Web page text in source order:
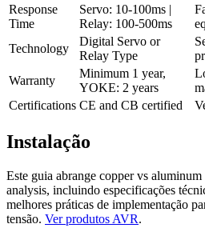
Response
Time
Servo: 10-100ms |
Relay: 100-500ms
Technology
Digital Servo or
Relay Type
Warranty
Minimum 1 year,
YOKE: 2 years
Certifications CE and CB certified
Instalação
Este guia abrange copper vs
analysis, incluindo especificações
melhores práticas de implementação
tensão. Ver produtos AVR.